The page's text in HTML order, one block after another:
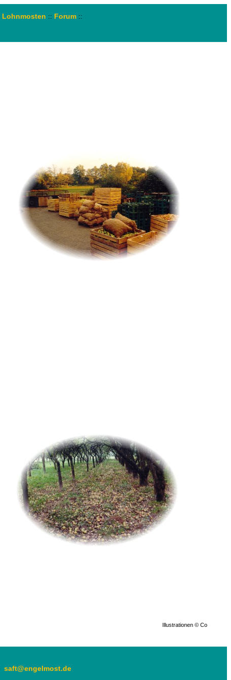
Lohnmosten :: Forum ::
Illustrationen © Co
saft@engelmost.de